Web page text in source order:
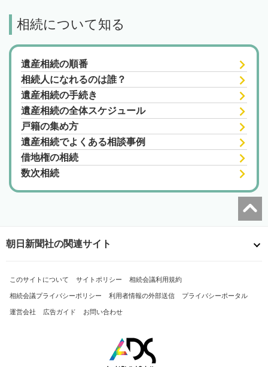
相続について知る
遺産相続の順番
相続人になれるのは誰？
遺産相続の手続き
遺産相続の全体スケジュール
戸籍の集め方
遺産相続でよくある相談事例
借地権の相続
数次相続
朝日新聞社の関連サイト
このサイトについて サイトポリシー 相続会議利用規約
相続会議プライバシーポリシー 利用者情報の外部送信 プライバシーポータル
運営会社 広告ガイド お問い合わせ